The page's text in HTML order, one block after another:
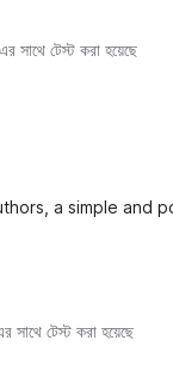
সাথে টেস্ট করা হয়েছে
a simple and
সাথে টেস্ট করা হয়েছে